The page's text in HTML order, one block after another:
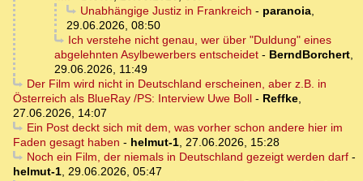
Unabhängige Justiz in Frankreich - paranoia,
29.06.2026, 08:50
Ich verstehe nicht genau, wer über "Duldung" eines
abgelehnten Asylbewerbers entscheidet - BerndBorchert,
29.06.2026, 11:49
Der Film wird nicht in Deutschland erscheinen, aber z.B. in
Österreich als BlueRay /PS: Interview Uwe Boll - Reffke,
27.06.2026, 14:07
Ein Post deckt sich mit dem, was vorher schon andere hier im
Faden gesagt haben - helmut-1, 27.06.2026, 15:28
Noch ein Film, der niemals in Deutschland gezeigt werden darf-
helmut-1, 29.06.2026, 05:47